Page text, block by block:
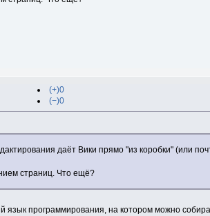
(+)0
(−)0
даёт Вики прямо "из коробки" (или
страниц. Что ещё?
программирования, на котором можно